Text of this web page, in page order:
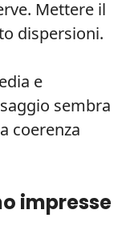
Mettere il
dispersioni.
e
sembra
coerenza
impresse